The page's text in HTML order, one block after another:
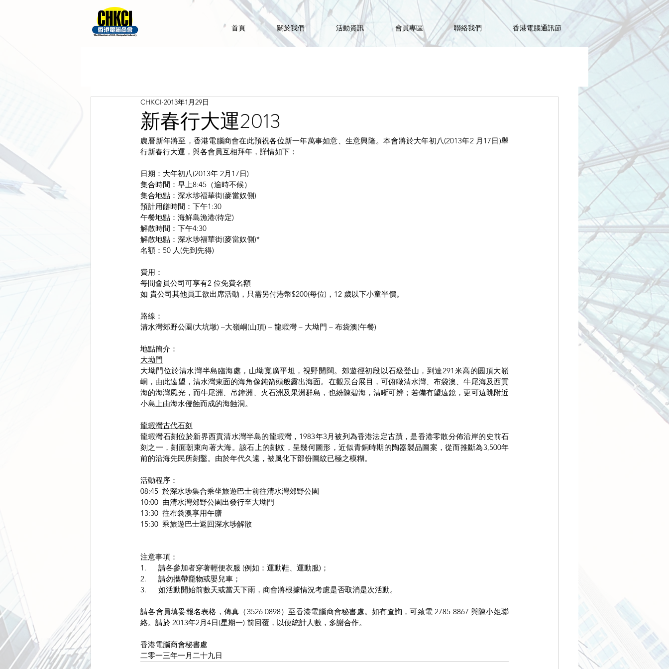
首頁 關於我們 活動資訊 會員專區 聯絡我們 香港電腦通訊節
新春行大運2013
CHKCI 2013年1月29日
農曆新年將至，香港電腦商會在此預祝各位新一年萬事如意、生意興隆。本會將於大年初八(2013年2 月17日)舉
行新春行大運，與各會員互相拜年，詳情如下：
日期：大年初八(2013年 2月17日)
集合時間：早上8:45（逾時不候）
集合地點：深水埗福華街(麥當奴側)
預計用饍時間：下午1:30
午餐地點：海鮮島漁港(待定)
解散時間：下午4:30
解散地點：深水埗福華街(麥當奴側)*
名額：50 人(先到先得)
費用：
每間會員公司可享有2 位免費名額
如 貴公司其他員工欲出席活動，只需另付港幣$200(每位)，12 歲以下小童半價。
路線：
清水灣郊野公園(大坑墩) –大嶺峒(山頂) – 龍蝦灣 – 大坳門 – 布袋澳(午餐)
地點簡介：
大坳門
大坳門位於清水灣半島臨海處，山坳寬廣平坦，視野開闊。郊遊徑初段以石級登山，到達291米高的圓頂大嶺
峒，由此遠望，清水灣東面的海角像鈍箭頭般露出海面。在觀景台展目，可俯瞰清水灣、布袋澳、牛尾海及西貢
海的海灣風光，而牛尾洲、吊鐘洲、火石洲及果洲群島，也紛陳碧海，清晰可辨；若備有望遠鏡，更可遠眺附近
小島上由海水侵蝕而成的海蝕洞。
龍蝦灣古代石刻
龍蝦灣石刻位於新界西貢清水灣半島的龍蝦灣，1983年3月被列為香港法定古蹟，是香港零散分佈沿岸的史前石
刻之一，刻面朝東向著大海。該石上的刻紋，呈幾何圖形，近似青銅時期的陶器製品圖案，從而推斷為3,500年
前的沿海先民所刻鑿。由於年代久遠，被風化下部份圖紋已極之模糊。
活動程序：
08:45  於深水埗集合乘坐旅遊巴士前往清水灣郊野公園
10:00  由清水灣郊野公園出發行至大坳門
13:30  往布袋澳享用午膳
15:30  乘旅遊巴士返回深水埗解散
注意事項：
1.      請各參加者穿著輕便衣服 (例如：運動鞋、運動服)；
2.      請勿攜帶竉物或嬰兒車；
3.      如活動開始前數天或當天下雨，商會將根據情況考慮是否取消是次活動。
請各會員填妥報名表格，傳真（3526 0898）至香港電腦商會秘書處。如有查詢，可致電 2785 8867 與陳小姐聯
絡。請於 2013年2月4日(星期一) 前回覆，以便統計人數，多謝合作。
香港電腦商會秘書處
二零一三年一月二十九日